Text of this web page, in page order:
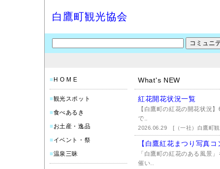
白鷹町観光協会
■ H O M E
■観光スポット
■食べあるき
■お土産・逸品
■イベント・祭
■温泉三昧
What's NEW
紅花開花状況一覧
【白鷹町の紅花の開花状況
で..
2026.06.29[（一社）白鷹町
【白鷹紅花まつり写真
「白鷹町の紅花のある風景
催い..